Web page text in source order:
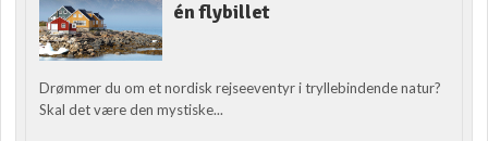
én flybillet
Drømmer du om et nordisk rejseeventyr i tryllebindende natur?
Skal det være den mystiske...